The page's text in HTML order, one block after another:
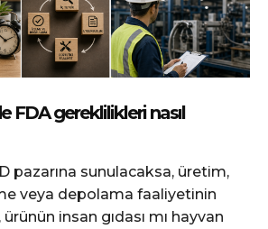
FDA gereklilikleri nasıl
pazarına sunulacaksa, üretim,
veya depolama faaliyetinin
ürünün insan gıdası mı hayvan